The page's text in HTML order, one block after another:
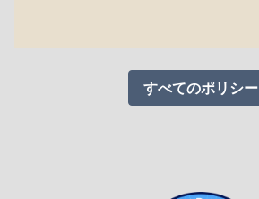
すべてのポリシー